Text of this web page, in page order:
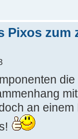
Pixos zum
an